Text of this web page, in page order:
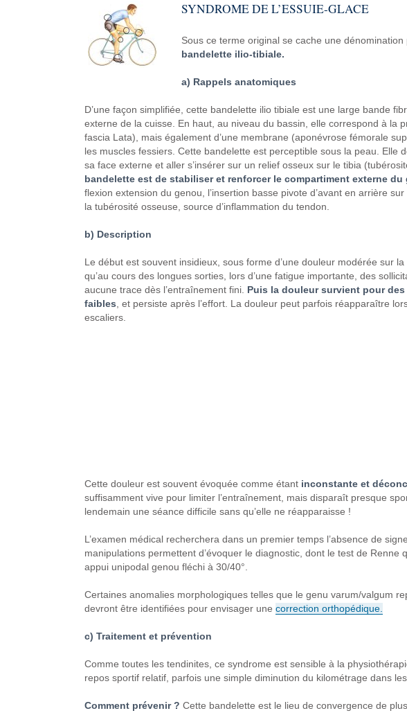
SYNDROMEDE L’ESSUIE-GLACE
Sous ce terme original se cache une dénomination
bandelette ilio-tibiale.
a) Rappels anatomiques
D’une façon simplifiée, cette bandelette ilio tibiale est une large bande
externe de la cuisse. En haut, au niveau du bassin, elle correspond à la
fascia Lata),
mais également d’une membrane (aponévrose fémorale
les muscles fessiers. Cette bandelette est perceptible sous la peau. Elle
sa face externe et aller s’insérersur un relief osseux sur le tibia
bandelette est de stabiliseret renforcer le compartimentexterne du
flexion extension du genou, l’insertion basse pivote d’avant en arrière sur
la tubérosité osseuse, source d’inflammation du tendon.
b) Description
Le début est souventinsidieux, sous forme d’une douleur modérée sur la
qu’au cours des longues sorties, lorsd’une fatigue importante, des
aucune trace dès l’entraînementfini. Puis la douleursurvient pour des
faibles et persiste après l’effort. La douleur peut parfois réapparaître
escaliers.
Cette douleur est souvent évoquée comme étant inconstanteet
suffisammentvive pour limiter l’entraînement, mais disparaît presque
lendemain une séance difficile sans qu’elle ne réapparaisse !
L’examen médical recherchera dans un premier temps l’absence de
manipulations permettentd’évoquer le diagnostic, dont le test de Renne
appuiunipodal genou fléchi à 30/40°.
Certaines anomalies morphologiques tellesque le genu varum/valgum
devront être identifiées pour envisager une correction orthopédique.
c) Traitement et prévention
Comme toutes les tendinites, ce syndrome est sensible à la
repos sportif relatif, parfois une simple diminution du kilométrage dans
Comment prévenir ? Cette bandelette est le lieu de convergence de